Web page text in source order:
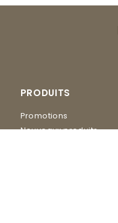
PRODUITS
Promotions
Nouveaux produits